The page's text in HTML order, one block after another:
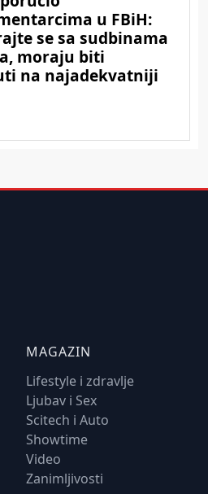
MAGAZIN
Lifestyle i zdravlje
Ljubav i Sex
Scitech i Auto
Showtime
Video
Zanimljivosti